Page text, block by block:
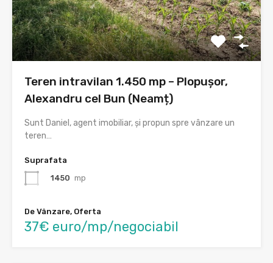
Teren intravilan 1.450 mp – Plopușor,
Alexandru cel Bun (Neamț)
Sunt Daniel, agent imobiliar, și propun spre vânzare un
teren…
Suprafata
1450 mp
De Vânzare, Oferta
37€ euro/mp/negociabil